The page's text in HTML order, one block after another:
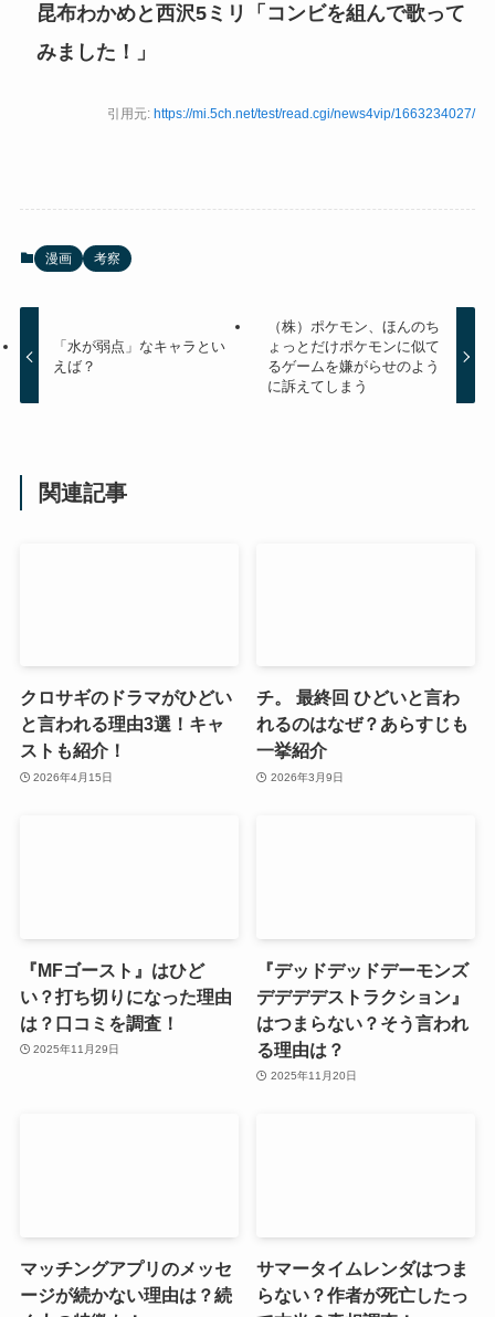
昆布わかめと西沢5ミリ「コンビを組んで歌って
みました！」
引用元: https://mi.5ch.net/test/read.cgi/news4vip/1663234027/
漫画 考察
「水が弱点」なキャラとい
えば？
（株）ポケモン、ほんのち
ょっとだけポケモンに似て
るゲームを嫌がらせのよう
に訴えてしまう
関連記事
クロサギのドラマがひどい
と言われる理由3選！キャ
ストも紹介！
2026年4月15日
チ。 最終回 ひどいと言わ
れるのはなぜ？あらすじも
一挙紹介
2026年3月9日
『MFゴースト』はひど
い？打ち切りになった理由
は？口コミを調査！
2025年11月29日
『デッドデッドデーモンズ
デデデデストラクション』
はつまらない？そう言われ
る理由は？
2025年11月20日
マッチングアプリのメッセ
ージが続かない理由は？続
サマータイムレンダはつま
らない？作者が死亡したっ